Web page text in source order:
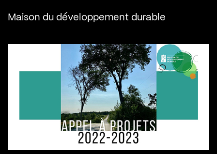
Maison du développement durable